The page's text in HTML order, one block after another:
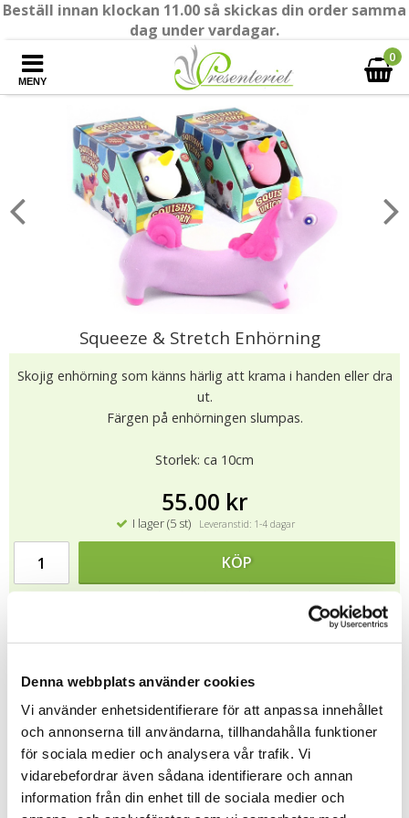
Denna webbplats använder cookies
Vi använder enhetsidentifierare för att anpassa innehållet
och annonserna till användarna, tillhandahålla funktioner
för sociala medier och analysera vår trafik. Vi
vidarebefordrar även sådana identifierare och annan
information från din enhet till de sociala medier och
Beställ innan klockan 11.00 så skickas din order samma
dag under vardagar.
MENY
0
Squeeze & Stretch Enhörning
Skojig enhörning som känns härlig att krama i handen eller dra
ut.
Färgen på enhörningen slumpas.
Storlek: ca 10cm
55.00 kr
I lager (5 st) Leveranstid: 1-4 dagar
KÖP
★★★★★
Tipsa
Upptäck mer
Jul